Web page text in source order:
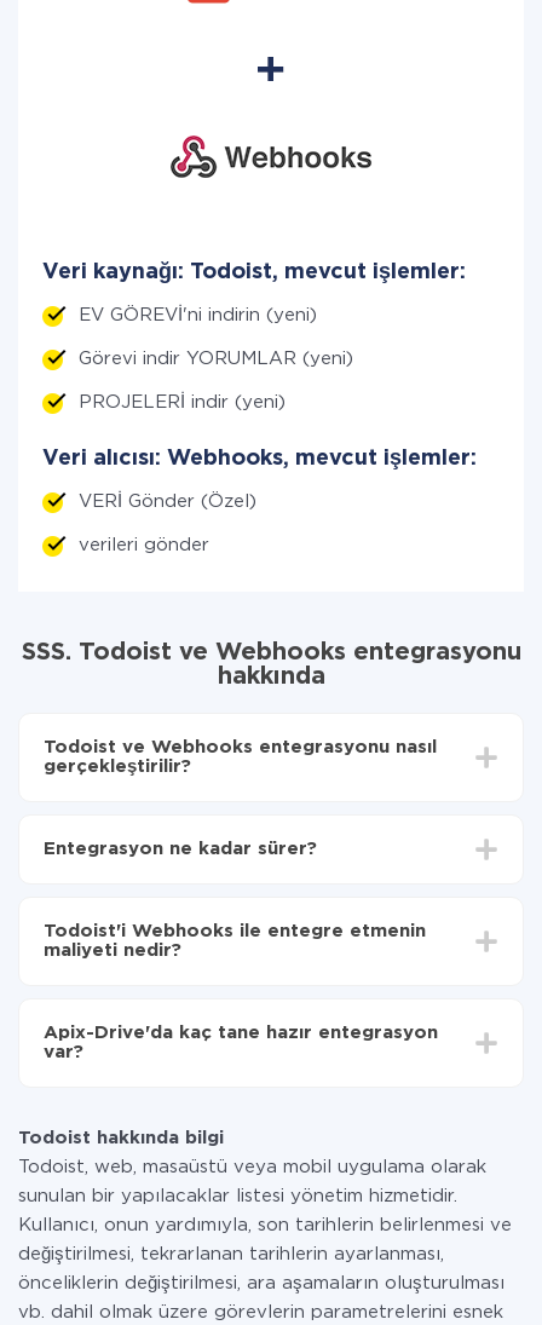
Veri kaynağı: Todoist, mevcut işlemler:
EV GÖREVİ'ni indirin (yeni)
Görevi indir YORUMLAR (yeni)
PROJELERİ indir (yeni)
Veri alıcısı: Webhooks, mevcut işlemler:
VERİ Gönder (Özel)
verileri gönder
SSS. Todoist ve Webhooks entegrasyonu
hakkında
Todoist ve Webhooks entegrasyonu nasıl
gerçekleştirilir?
aktarılacağını seçin
Webhooks'ye aktarılacaktır.
Entegrasyon ne kadar sürer?
olarak, 10-15 dakika sürer.
Todoist'i Webhooks ile entegre etmenin
maliyeti nedir?
Hizmetimiz aracılığıyla yalnızca bir sisteminizden
diğerine aktarılan veri miktarı için ödeme yaparsınız.
Apix-Drive'da kaç tane hazır entegrasyon
var?
Todoist hakkında bilgi
Todoist, web, masaüstü veya mobil uygulama olarak
sunulan bir yapılacaklar listesi yönetim hizmetidir.
Kullanıcı, onun yardımıyla, son tarihlerin belirlenmesi ve
değiştirilmesi, tekrarlanan tarihlerin ayarlanması,
önceliklerin değiştirilmesi, ara aşamaların oluşturulması
vb. dahil olmak üzere görevlerin parametrelerini esnek